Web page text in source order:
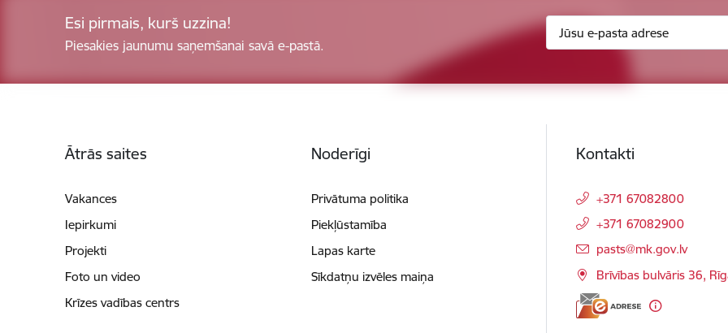
Esi pirmais, kurš uzzina!
Piesakies jaunumu saņemšanai savā e-pastā.
Ātrās saites
Vakances
Iepirkumi
Projekti
Foto un video
Krīzes vadības centrs
Noderīgi
Privātuma politika
Piekļūstamība
Lapas karte
Sīkdatņu izvēles maiņa
Kontakti
+371 67082800
+371 67082900
E-pasts:
pasts@mk.gov.lv
Brīvības bulvāris 36,